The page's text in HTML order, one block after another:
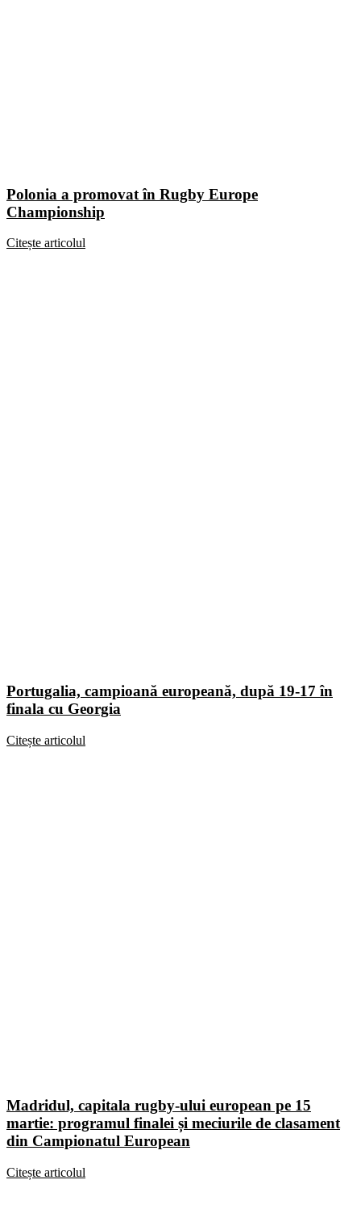
Polonia a promovat în Rugby Europe
Championship
Citește articolul
Portugalia, campioană europeană, după 19-17 în
finala cu Georgia
Citește articolul
Madridul, capitala rugby-ului european pe 15
martie: programul finalei și meciurile de clasament
din Campionatul European
Citește articolul